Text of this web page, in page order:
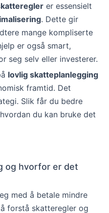
er essensielt
. Dette gir
mange kompliserte
er også smart,
seg selv eller investerer.
lovlig skatteplanlegging
framtid. Det
Slik får du bedre
du kan bruke det
og hvorfor er det
med å betale mindre
forstå skatteregler og